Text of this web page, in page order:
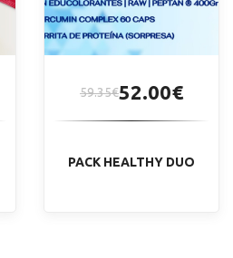
59.35€52.00€
PACK HEALTHY DUO